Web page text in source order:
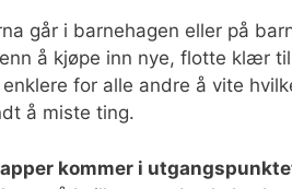
går i barnehagen eller på
å kjøpe inn nye, flotte klær
for alle andre å vite
å miste ting.
kommer i